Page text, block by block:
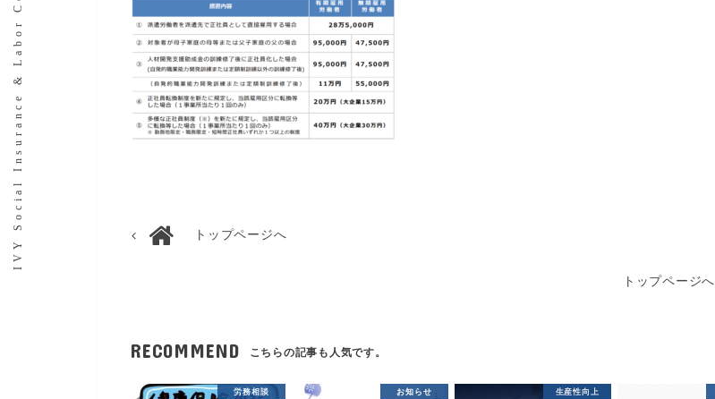
IVY Social Insurance & Labor Consulting Co トップページへ
トップページへ
RECOMMEND こちらの記事も人気です。
労務相談 お知らせ 生産性向上